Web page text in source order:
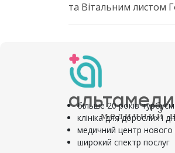
та Вітальним листом
медичний
більше 20 років
клініка для дорослих і
медичний центр нового
широкий спектр послуг